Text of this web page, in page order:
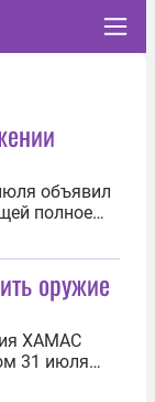
объявил
полное
ХАМАС.
о
оружие
ХАМАС
31 июля